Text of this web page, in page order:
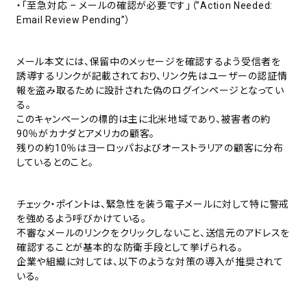
・「至急対応 – メールの確認が必要です」（”Action Needed:
Email Review Pending”）
メール本文には、保留中のメッセージを確認するよう受信者を
誘導するリンクが記載されており、リンク先はユーザーの認証情
報を盗み取るために設計された偽のログインページとなってい
る。
このキャンペーンの標的は主に北米地域であり、被害者の約
90％がカナダとアメリカの顧客。
残りの約10％はヨーロッパおよびオーストラリアの顧客に分布
しているとのこと。
チェック・ポイントは、緊急性を装う電子メールに対して特に警戒
を強めるよう呼びかけている。
不審なメールのリンクをクリックしないこと、送信元のアドレスを
確認することが基本的な防衛手段として挙げられる。
企業や組織に対しては、以下のような対策の導入が推奨されて
いる。